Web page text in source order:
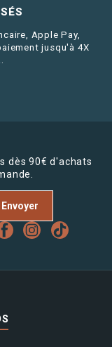
Apple Pay,
jusqu'à 4X
dès 90€ d'achats
Envoyer